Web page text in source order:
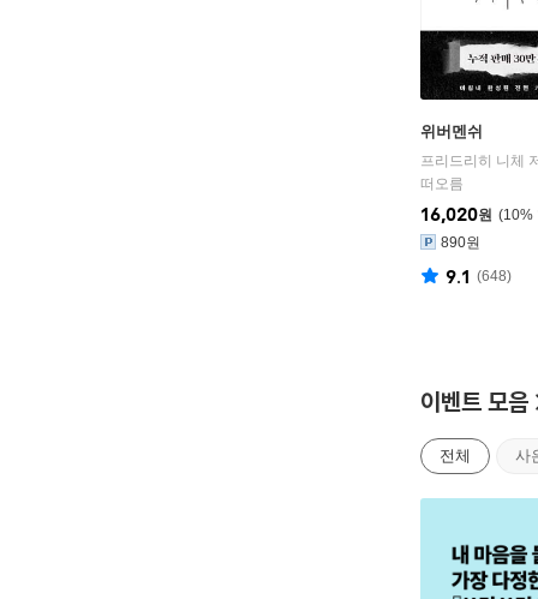
위버멘쉬
떠오름
10%
16,020원
890원
9.1 (648)
이벤트 모음
전체 사